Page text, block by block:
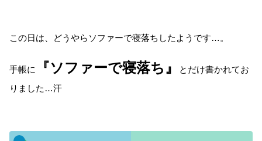
この日は、どうやらソファーで寝落ちしたようです…。
手帳に 『ソファーで寝落ち』
とだけ書かれてお
りました…汗